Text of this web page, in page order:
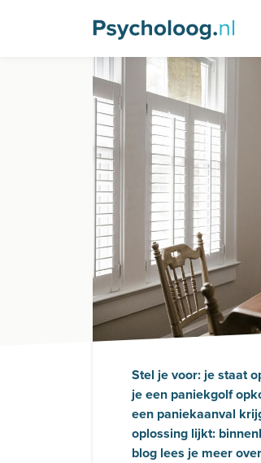
Stel je voor: je staat
je een paniekgolf
een paniekaanval
oplossing lijkt:
blog lees je meer